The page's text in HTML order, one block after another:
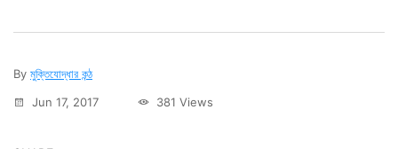
By মুক্তিযোদ্ধার কন্ঠ
Jun 17, 2017
381 Views